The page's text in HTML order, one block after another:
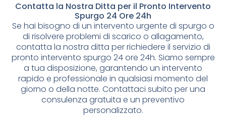
Contatta la Nostra Ditta per il Pronto Intervento
Spurgo 24 Ore 24h
Se hai bisogno di un intervento urgente di spurgo o
di risolvere problemi di scarico o allagamento,
contatta la nostra ditta per richiedere il servizio di
pronto intervento spurgo 24 ore 24h. Siamo sempre
a tua disposizione, garantendo un intervento
rapido e professionale in qualsiasi momento del
giorno o della notte. Contattaci subito per una
consulenza gratuita e un preventivo
personalizzato.